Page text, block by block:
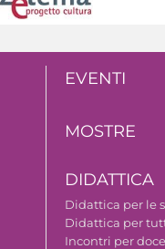
EVENTI
MOSTRE
DIDATTICA
Didattica per le
Didattica per
Incontri per